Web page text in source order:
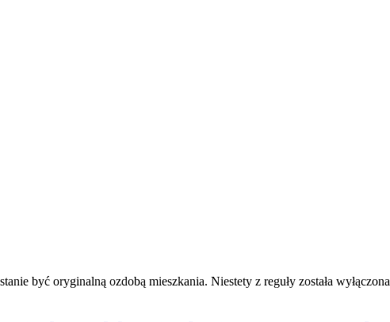
być oryginalną ozdobą mieszkania. Niestety z reguły została wyłączona